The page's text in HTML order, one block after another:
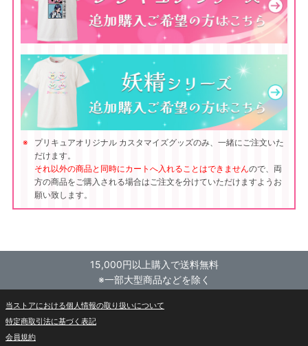
プリキュアオリジナル カスタマイズグッズのみ、一緒にご注文いた
だけます。
それ以外の商品と同時にカートへ入れることはできませんので、両
方の商品をご購入される場合はご注文を分けていただけますようお
願い致します。
15,000円以上購入で送料無料
※一部大型商品などを除く
当ストアにおける個人情報の取り扱いについて
特定商取引法に基づく表記
会員規約